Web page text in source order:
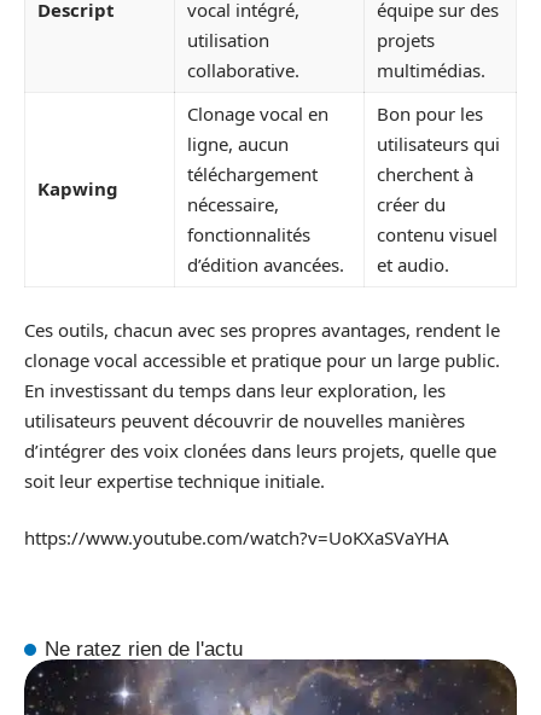
Descript
vocal intégré,
utilisation
collaborative.
équipe sur des
projets
multimédias.
Kapwing
Clonage vocal en
ligne, aucun
téléchargement
nécessaire,
fonctionnalités
d’édition avancées.
Bon pour les
utilisateurs qui
cherchent à
créer du
contenu visuel
et audio.
Ces outils, chacun avec ses propres avantages, rendent le
clonage vocal accessible et pratique pour un large public.
En investissant du temps dans leur exploration, les
utilisateurs peuvent découvrir de nouvelles manières
d’intégrer des voix clonées dans leurs projets, quelle que
soit leur expertise technique initiale.
https://www.youtube.com/watch?v=UoKXaSVaYHA
Ne ratez rien de l'actu